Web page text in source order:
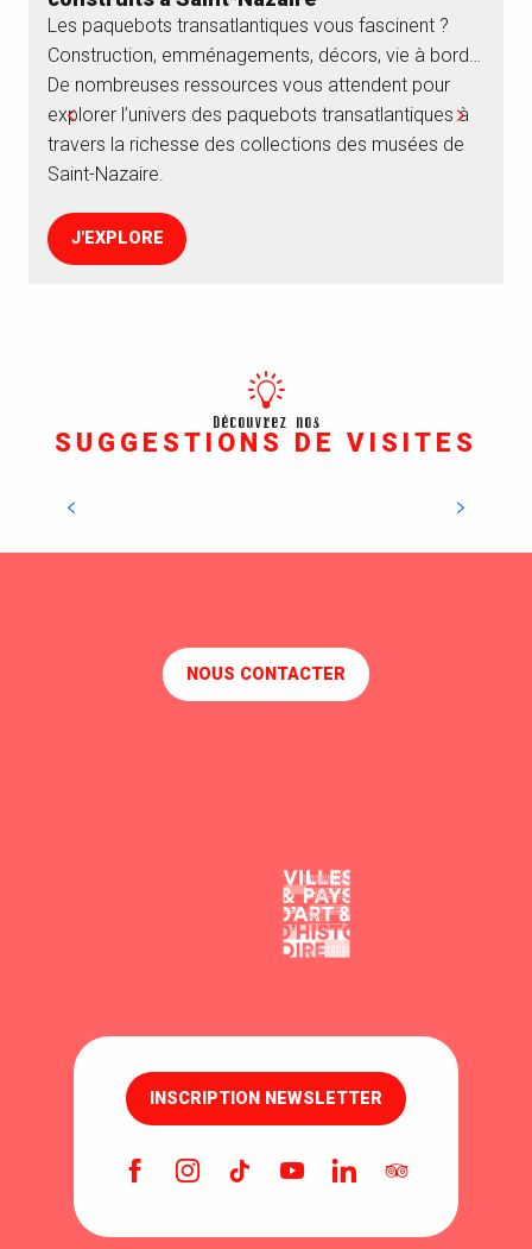
Les paquebots transatlantiques vous fascinent ?
Construction, emménagements, décors, vie à bord…
De nombreuses ressources vous attendent pour
explorer l’univers des paquebots transatlantiques à
travers la richesse des collections des musées de
Saint-Nazaire.
J'EXPLORE
Découvrez nos
SUGGESTIONS DE VISITES
NOUS CONTACTER
INSCRIPTION NEWSLETTER